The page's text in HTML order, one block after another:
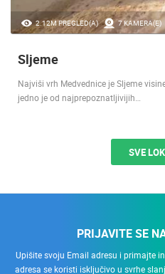
2.12M PREGLED(A) 7 KAMERA(E)
Sljeme
Najviši vrh Medvednice je Sljeme
jedno je od najprepoznatljivijih…
SVE
PRIJAVITE SE
Upišite svoju Email adresu i primajte
adresa se koristi isključivo u svrhe